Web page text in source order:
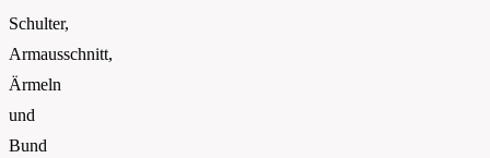
Schulter,
Armausschnitt,
Ärmeln
und
Bund